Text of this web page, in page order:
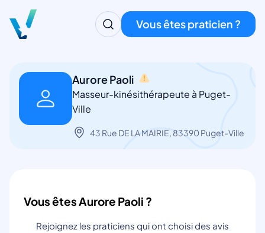
Vous êtes praticien ?
Aurore Paoli
Masseur-kinésithérapeute à Puget-
Ville
43 Rue DE LA MAIRIE, 83390 Puget-Ville
Vous êtes Aurore Paoli ?
Rejoignez les praticiens qui ont choisi des avis